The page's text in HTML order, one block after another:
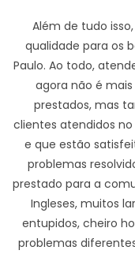
Além de tudo
qualidade para os
Paulo. Ao todo,
agora não é
prestados, mas
clientes atendidos no
e que estão
problemas
prestado para a
Ingleses, muitos
entupidos, cheiro
problemas